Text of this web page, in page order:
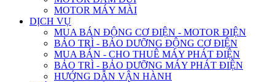
MOTOR MÁY MÀI
DỊCH VỤ
MUA BÁN ĐỘNG CƠ ĐIỆN - MOTOR ĐIỆN
BẢO TRÌ - BẢO DƯỠNG ĐỘNG CƠ ĐIỆN
MUA BÁN - CHO THUÊ MÁY PHÁT ĐIỆN
BẢO TRÌ - BẢO DƯỠNG MÁY PHÁT ĐIỆN
HƯỚNG DẪN VẬN HÀNH